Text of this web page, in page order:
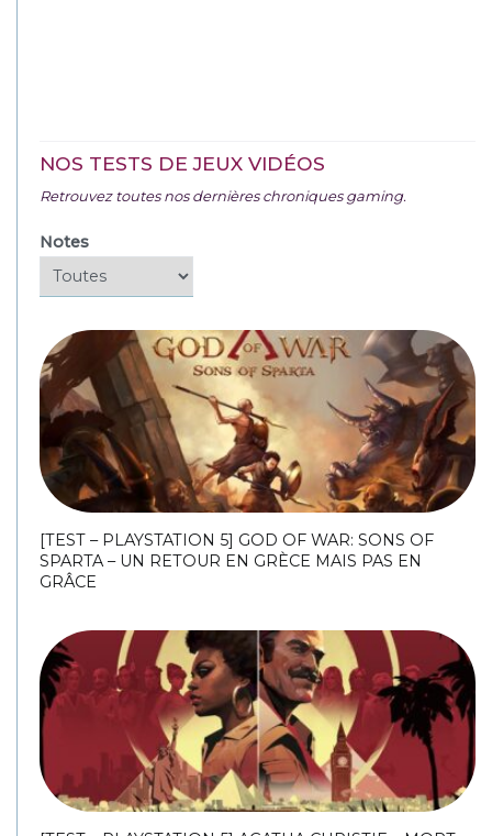
NOS TESTS DE JEUX VIDÉOS
Retrouvez toutes nos dernières chroniques gaming.
Notes
[TEST – PLAYSTATION 5] GOD OF WAR: SONS OF
SPARTA – UN RETOUR EN GRÈCE MAIS PAS EN
GRÂCE